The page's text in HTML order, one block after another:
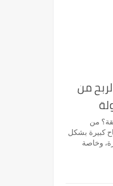
من
من
كبيرة بشكل
وخاصة